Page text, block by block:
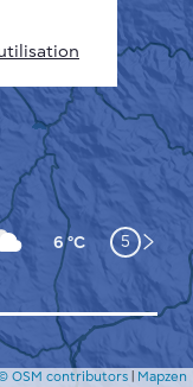
6 °C 5
D'UTILISATION
OSM contributors | Mapzen